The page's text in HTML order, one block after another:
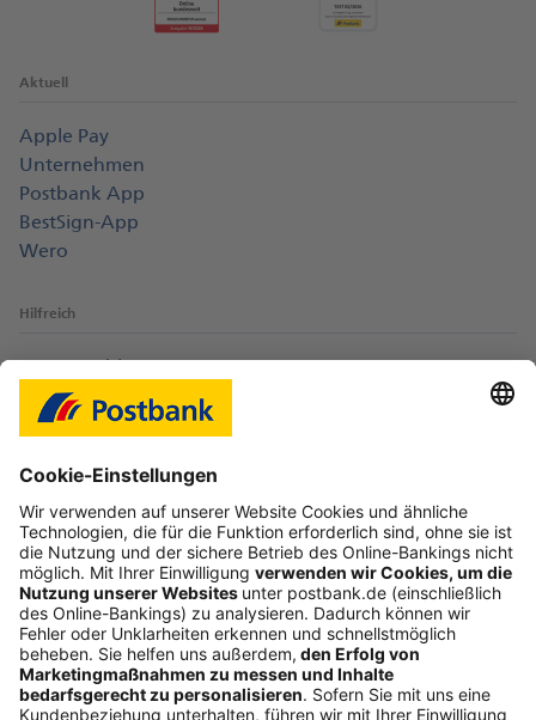
Aktuell
Apple Pay
Unternehmen
Postbank App
BestSign-App
Wero
Hilfreich
Login-Probleme
Karte sperren
Kontakt
myBHW
Interessant
Freundschaftswerbung
Schufa-Auskunft
Soziales Engagement
Nachhaltigkeit
ETF-Sparplanrechner